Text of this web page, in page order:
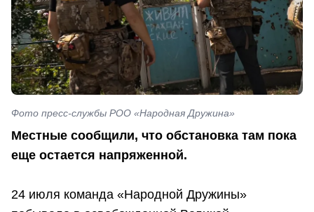
Фото пресс-службы РОО «Народная Дружина»
Местные сообщили, что обстановка там пока
еще остается напряженной.
24 июля команда «Народной Дружины»